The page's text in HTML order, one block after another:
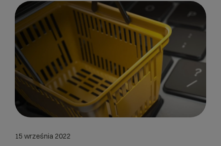
15 września 2022